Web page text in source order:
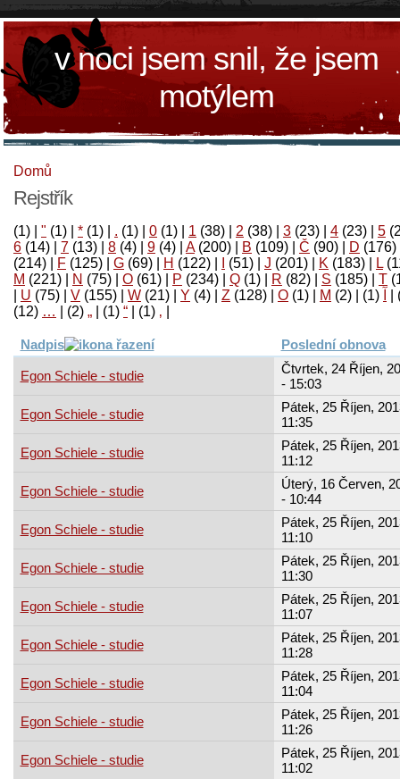
v noci jsem snil, že jsem
motýlem
Domů
Rejstřík
(1) " (1) * (1) . (1) 0 (1) 1 (38) 2 (38) 3 (23) 4 (23) 5
6 (14) 7 (13) 8 (4) 9 (4) A(200) B (109) Č (90) D (176)
(214)
F (125) G (69) H (122) (51) J (201) K (183) L
M (221) N (75) O (61) P (234) Q (1) R (82) S (185) T
U (75) V (155) W (21) Y (4) Z (128) Ο (1) М (2)
(1)
‚
(1)
“
(1)
„
(2)
…
(12)
Nadpis Poslední obnova
Egon Schiele - studie
Čtvrtek, 24 Říjen,
- 15:03
Egon Schiele - studie
Pátek, 25 Říjen,
11:35
Egon Schiele - studie
Pátek, 25 Říjen,
11:12
Egon Schiele - studie
Úterý, 16 Červen,
- 10:44
Egon Schiele - studie
Pátek, 25 Říjen,
11:10
Egon Schiele - studie
Pátek, 25 Říjen,
11:30
Egon Schiele - studie
Pátek, 25 Říjen,
11:07
Egon Schiele - studie
Pátek, 25 Říjen,
11:28
Egon Schiele - studie
Pátek, 25 Říjen,
11:04
Egon Schiele - studie
Pátek, 25 Říjen,
11:26
Egon Schiele - studie
Pátek, 25 Říjen,
11:02